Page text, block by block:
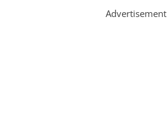
Advertisement